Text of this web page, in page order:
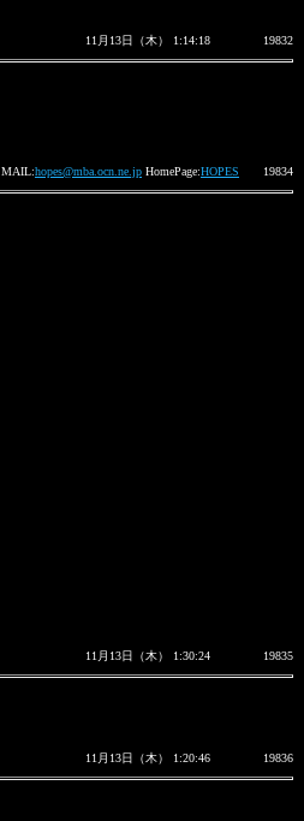
11月13日（木） 1:14:18 19832
MAIL:hopes@mba.ocn.ne.jp HomePage:HOPES 19834
11月13日（木） 1:30:24 19835
11月13日（木） 1:20:46 19836